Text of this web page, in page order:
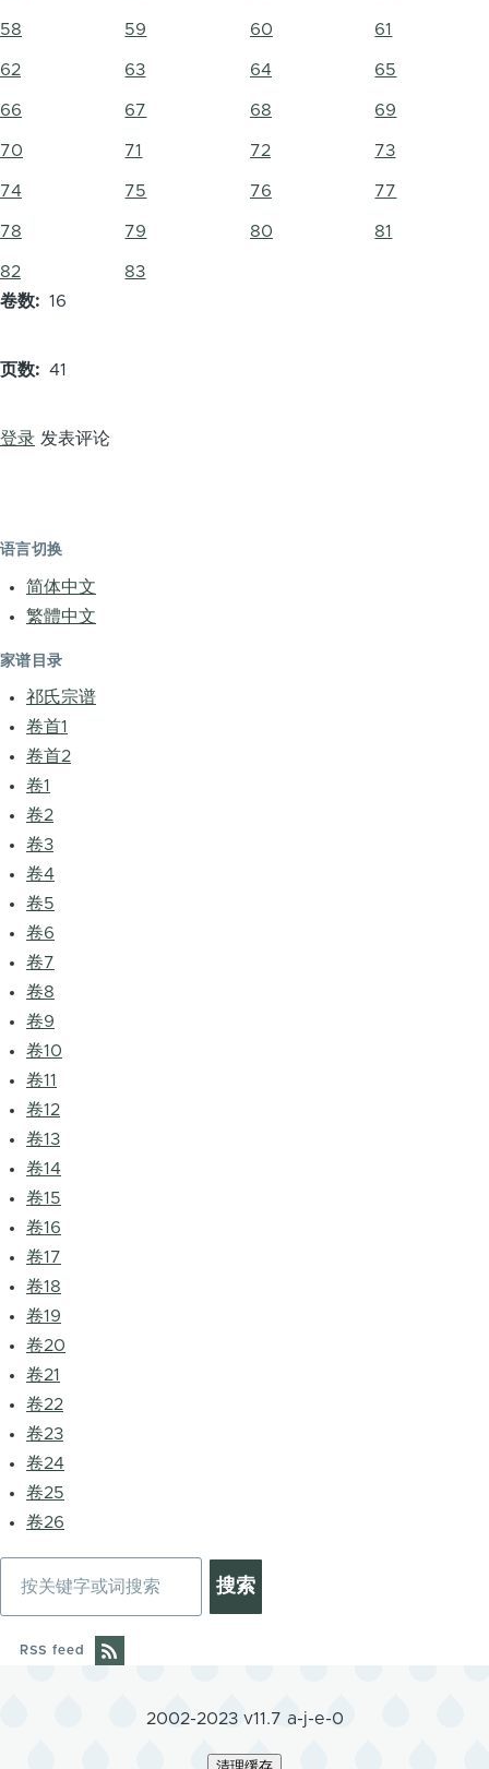
58 59 60 61
62 63 64 65
66 67 68 69
70 71 72 73
74 75 76 77
78 79 80 81
82
83
卷数
16
页数 41
登录 发表评论
语言切换
简体中文
繁體中文
家谱目录
祁氏宗谱
卷首1
卷首2
卷1
卷2
卷3
卷4
卷5
卷6
卷7
卷8
卷9
卷10
卷11
卷12
卷13
卷14
卷15
卷16
卷17
卷18
卷19
卷20
卷21
卷22
卷23
卷24
卷25
卷26
RSS feed
2002-2023 v11.7 a-j-e-0